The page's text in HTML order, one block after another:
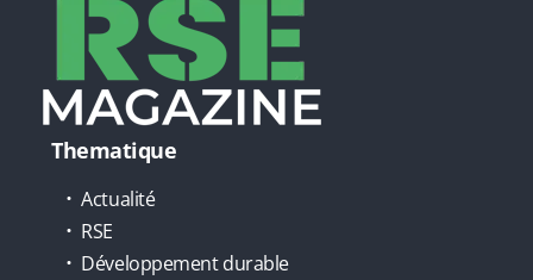
Thematique
Actualité
RSE
Développement durable